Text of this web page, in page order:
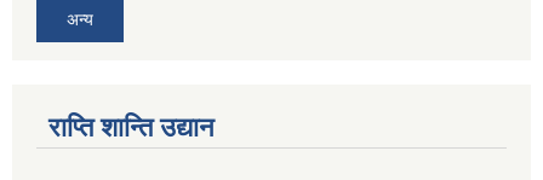
अन्य
राप्ति शान्ति उद्यान